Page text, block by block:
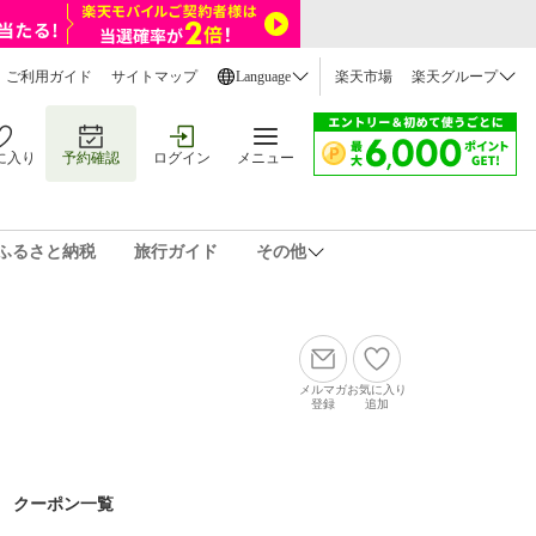
ご利用ガイド サイトマップ Language 楽天市場 楽天グループ
入り 予約確認 ログイン メニュー
るさと納税 旅行ガイド その他
メルマガ
登録
お気に入り
追加
クーポン一覧